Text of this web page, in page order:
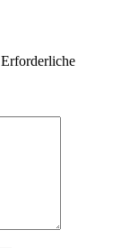
Erforderliche